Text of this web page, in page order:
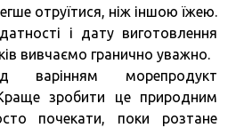
отруїтися, ніж іншою їжею.
і дату виготовлення
вивчаємо гранично уважно.
варінням морепродукт
зробити це природним
почекати, поки розтане